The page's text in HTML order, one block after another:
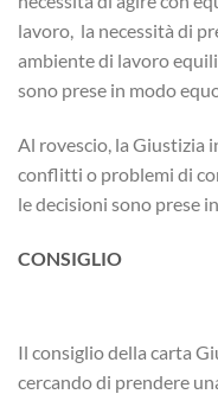
lavoro, la necessità di
ambiente di lavoro
sono prese in modo
Al rovescio, la Giustizia
conflitti o problemi di
le decisioni sono prese
CONSIGLIO
Il consiglio della carta
cercando di prendere